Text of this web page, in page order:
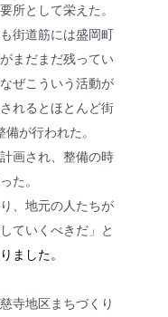
として栄えた。
街道筋には盛岡町
まだまだ残ってい
ぜこういう活動が
れるとほとんど街
が行われた。
画され、整備の時
た。
、地元の人たちが
ていくべきだ」と
ました。
寺地区まちづくり